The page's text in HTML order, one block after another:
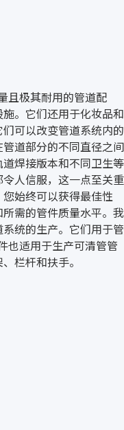
且极其耐用的管道配
。它们还用于化妆品和
可以改变管道系统内的
道部分的不同直径之间
焊接版本和不同卫生等
人信服，这一点至关重
始终可以获得最佳性
需的管件质量水平。我
统的生产。它们用于管
也适用于生产可清管管
栏杆和扶手。